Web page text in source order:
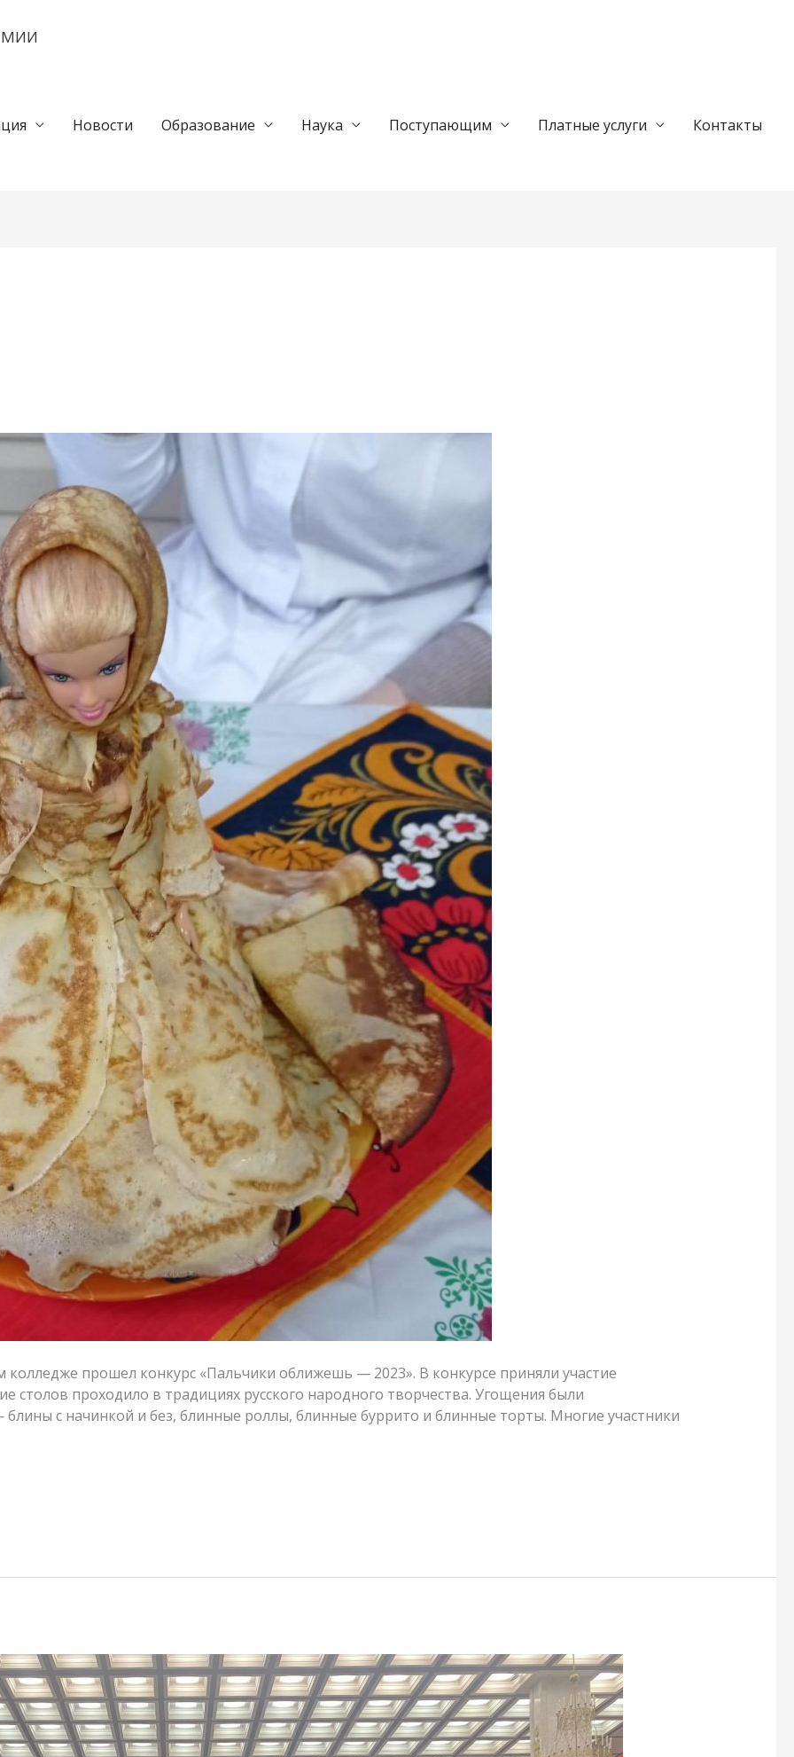
Новости Образование Наука Поступающим Платные услуги Контакты
прошел конкурс «Пальчики оближешь — 2023». В конкурсе приняли участие
столов проходило в традициях русского народного творчества. Угощения были
с начинкой и без, блинные роллы, блинные буррито и блинные торты. Многие участники